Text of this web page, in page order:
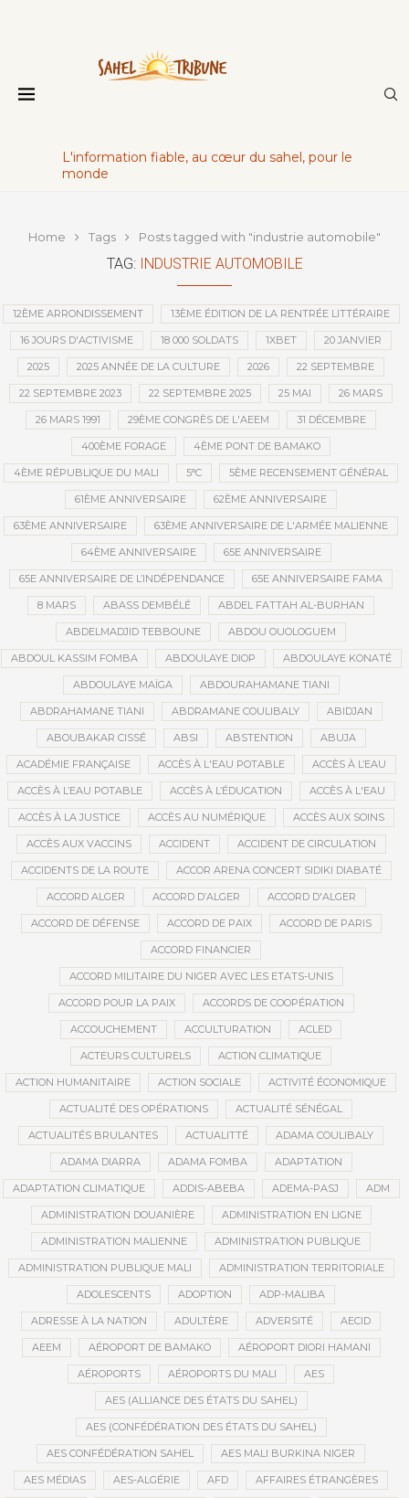
L'information fiable, au cœur du sahel, pour le
monde
Home Tags Posts tagged with "industrie automobile"
TAG: INDUSTRIE AUTOMOBILE
12ÈME ARRONDISSEMENT 13ÈME ÉDITION DE LA RENTRÉE LITTÉRAIRE
16 JOURS D'ACTIVISME 18 000 SOLDATS 1XBET 20 JANVIER
2025 2025 ANNÉE DE LA CULTURE 2026 22 SEPTEMBRE
22 SEPTEMBRE 2023 22 SEPTEMBRE 2025 25 MAI 26 MARS
26 MARS 1991 29ÈME CONGRÈS DE L'AEEM 31 DÉCEMBRE
400ÈME FORAGE 4ÈME PONT DE BAMAKO
4ÈME RÉPUBLIQUE DU MALI 5°C 5ÈME RECENSEMENT GÉNÉRAL
61ÈME ANNIVERSAIRE 62ÈME ANNIVERSAIRE
63ÈME ANNIVERSAIRE 63ÈME ANNIVERSAIRE DE L'ARMÉE MALIENNE
64ÈME ANNIVERSAIRE 65E ANNIVERSAIRE
65E ANNIVERSAIRE DE L’INDÉPENDANCE 65E ANNIVERSAIRE FAMA
8 MARS ABASS DEMBÉLÉ ABDEL FATTAH AL-BURHAN
ABDELMADJID TEBBOUNE ABDOU OUOLOGUEM
ABDOUL KASSIM FOMBA ABDOULAYE DIOP ABDOULAYE KONATÉ
ABDOULAYE MAÏGA ABDOURAHAMANE TIANI
ABDRAHAMANE TIANI ABDRAMANE COULIBALY ABIDJAN
ABOUBAKAR CISSÉ ABSI ABSTENTION ABUJA
ACADÉMIE FRANÇAISE ACCÈS À L'EAU POTABLE ACCÈS À L’EAU
ACCÈS À L’EAU POTABLE ACCÈS À L’ÉDUCATION ACCÈS À L'EAU
ACCÈS À LA JUSTICE ACCÈS AU NUMÉRIQUE ACCÈS AUX SOINS
ACCÈS AUX VACCINS ACCIDENT ACCIDENT DE CIRCULATION
ACCIDENTS DE LA ROUTE ACCOR ARENA CONCERT SIDIKI DIABATÉ
ACCORD ALGER ACCORD D’ALGER ACCORD D'ALGER
ACCORD DE DÉFENSE ACCORD DE PAIX ACCORD DE PARIS
ACCORD FINANCIER
ACCORD MILITAIRE DU NIGER AVEC LES ETATS-UNIS
ACCORD POUR LA PAIX ACCORDS DE COOPÉRATION
ACCOUCHEMENT ACCULTURATION ACLED
ACTEURS CULTURELS ACTION CLIMATIQUE
ACTION HUMANITAIRE ACTION SOCIALE ACTIVITÉ ÉCONOMIQUE
ACTUALITÉ DES OPÉRATIONS ACTUALITÉ SÉNÉGAL
ACTUALITÉS BRULANTES ACTUALITTÉ ADAMA COULIBALY
ADAMA DIARRA ADAMA FOMBA ADAPTATION
ADAPTATION CLIMATIQUE ADDIS-ABEBA ADEMA-PASJ ADM
ADMINISTRATION DOUANIÈRE ADMINISTRATION EN LIGNE
ADMINISTRATION MALIENNE ADMINISTRATION PUBLIQUE
ADMINISTRATION PUBLIQUE MALI ADMINISTRATION TERRITORIALE
ADOLESCENTS ADOPTION ADP-MALIBA
ADRESSE À LA NATION ADULTÈRE ADVERSITÉ AECID
AEEM AÉROPORT DE BAMAKO AÉROPORT DIORI HAMANI
AÉROPORTS AÉROPORTS DU MALI AES
AES (ALLIANCE DES ÉTATS DU SAHEL)
AES (CONFÉDÉRATION DES ÉTATS DU SAHEL)
AES CONFÉDÉRATION SAHEL AES MALI BURKINA NIGER
AES MÉDIAS AES-ALGÉRIE AFD AFFAIRES ÉTRANGÈRES